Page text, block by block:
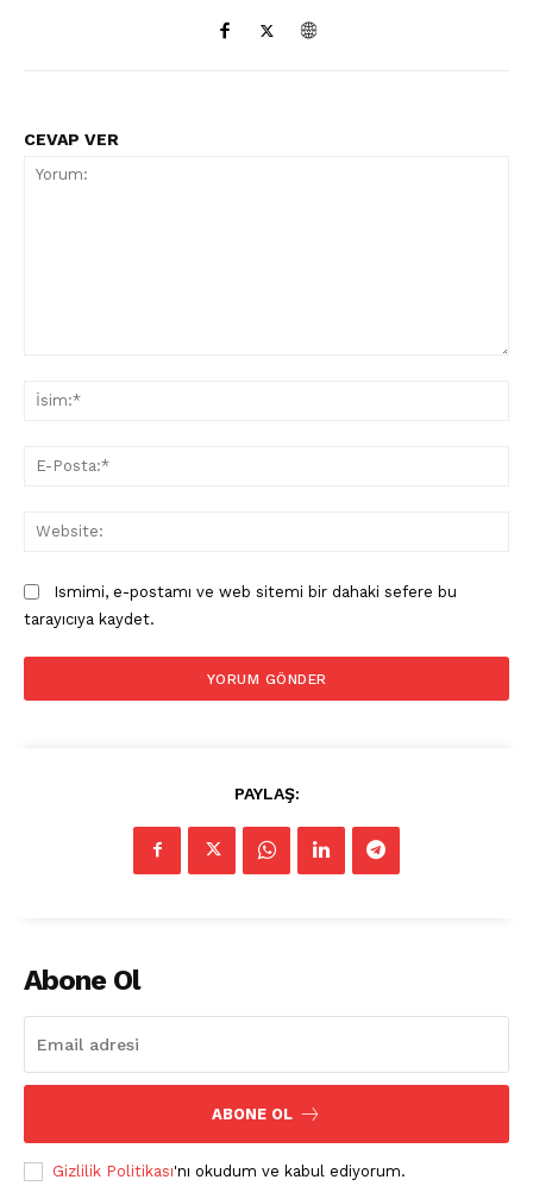
CEVAP VER
Ismimi, e-postamı ve web sitemi bir dahaki sefere bu
tarayıcıya kaydet.
PAYLAŞ:
Abone Ol
ABONE OL
Gizlilik Politikası'nı okudum ve kabul ediyorum.